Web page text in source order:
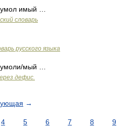
имый …
словарь
русского языка
мый …
дефис.
→
4 5 6 7 8
9